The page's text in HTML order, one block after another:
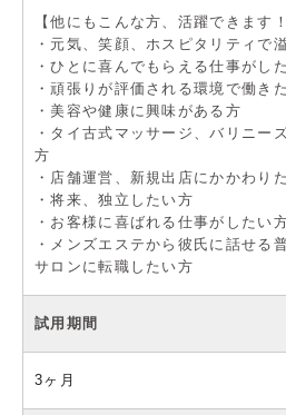
【他にもこんな方、活躍できます！
・元気、笑顔、ホスピタリティで
・ひとに喜んでもらえる仕事がし
・頑張りが評価される環境で働き
・美容や健康に興味がある方
・タイ古式マッサージ、バリニー
方
・店舗運営、新規出店にかかわり
・将来、独立したい方
・お客様に喜ばれる仕事がしたい
・メンズエステから彼氏に話せる
サロンに転職したい方
試用期間
3ヶ月